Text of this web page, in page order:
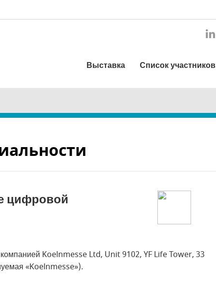
Выставка Список участников
цифровой
Koelnmesse Ltd, Unit 9102, YF Life Tower, 33
«Koelnmesse»).